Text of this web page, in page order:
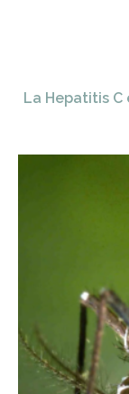
La Hepatitis